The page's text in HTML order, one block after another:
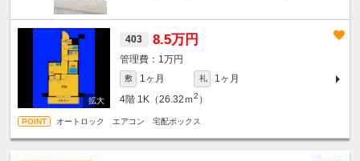
403 8.5万円
1万円
敷 1ヶ月 礼
1ヶ月
4階 1K（26.32ｍ2 ）
オートロック エアコン 宅配ボックス